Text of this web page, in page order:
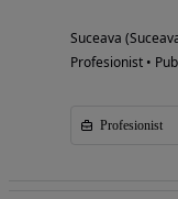
Suceava
Profesionist •
Profesionist